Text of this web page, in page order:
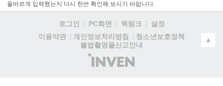
올바르게 입력했는지 다시 한번 확인해 보시기 바랍니다.
로그인 PC화면 퀵링크
설정
이용약관
개인정보처리방침
청소년보호정책
불법촬영물신고안내
(주)
인
▲